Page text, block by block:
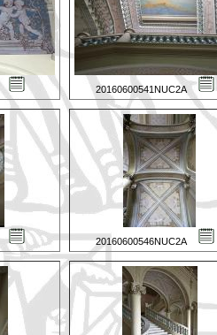
20160600541NUC2A
20160600546NUC2A